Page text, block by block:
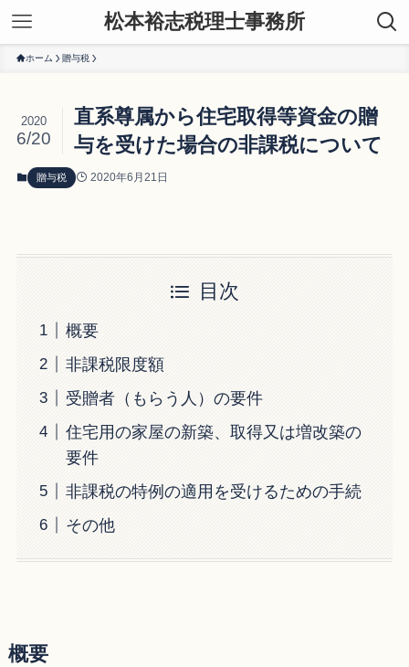
松本裕志税理士事務所
ホーム 贈与税
直系尊属から住宅取得等資金の贈
与を受けた場合の非課税について
2020
6/20
贈与税 2020年6月21日
目次
概要
非課税限度額
受贈者（もらう人）の要件
住宅用の家屋の新築、取得又は増改築の
要件
非課税の特例の適用を受けるための手続
その他
概要